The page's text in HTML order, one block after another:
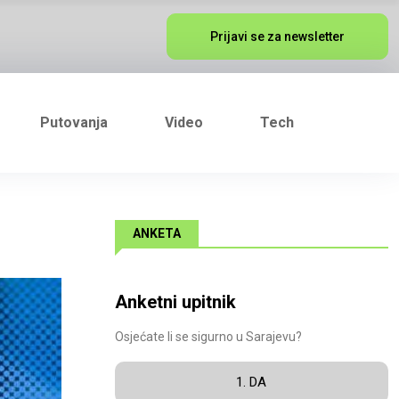
Prijavi se za newsletter
Putovanja Video Tech
ANKETA
Anketni upitnik
Osjećate li se sigurno u Sarajevu?
1. DA